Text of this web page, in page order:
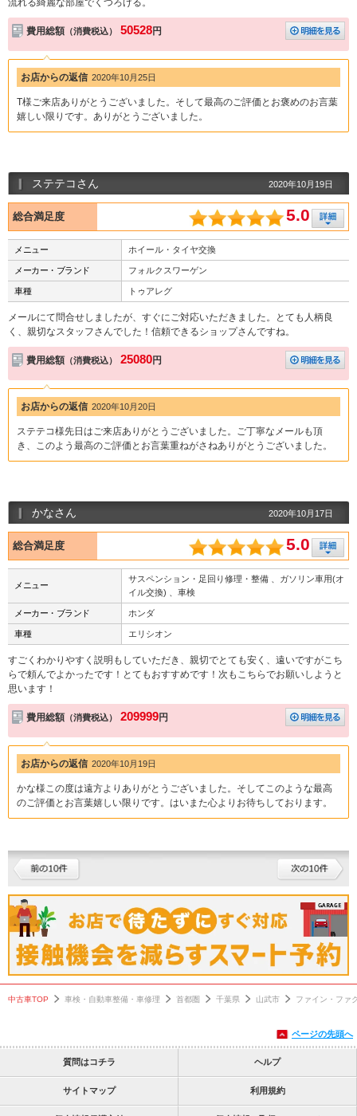
流れる綺麗な部屋でくつろげる。
費用総額 （消費税込） 50528円
お店からの返信 2020年10月25日
T様ご来店ありがとうございました。そして最高のご評価とお褒めのお言葉
嬉しい限りです。ありがとうございました。
ステテコさん 2020年10月19日
総合満足度 5.0
メニュー ホイール・タイヤ交換
メーカー・ブランド フォルクスワーゲン
車種 トゥアレグ
メールにて問合せしましたが、すぐにご対応いただきました。とても人柄良
く、親切なスタッフさんでした！信頼できるショップさんですね。
費用総額 （消費税込） 25080円
お店からの返信 2020年10月20日
ステテコ様先日はご来店ありがとうございました。ご丁寧なメールも頂
き、このよう最高のご評価とお言葉重ねがさねありがとうございました。
かなさん 2020年10月17日
総合満足度 5.0
メニュー
サスペンション・足回り修理・整備 、ガソリン車用(オ
イル交換) 、車検
メーカー・ブランド ホンダ
車種 エリシオン
すごくわかりやすく説明もしていただき、親切でとても安く、遠いですがこち
らで頼んでよかったです！とてもおすすめです！次もこちらでお願いしようと
思います！
費用総額 （消費税込） 209999円
お店からの返信 2020年10月19日
かな様この度は遠方よりありがとうございました。そしてこのような最高
のご評価とお言葉嬉しい限りです。はいまた心よりお待ちしております。
中古車TOP 車検・自動車整備・車修理 首都圏 千葉県 山武市 ファイン・ファ
ページの先頭へ
質問はコチラ ヘルプ
サイトマップ 利用規約